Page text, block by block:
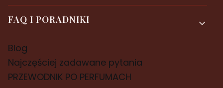
FAQ I PORADNIKI
Blog
Najczęściej zadawane pytania
PRZEWODNIK PO PERFUMACH